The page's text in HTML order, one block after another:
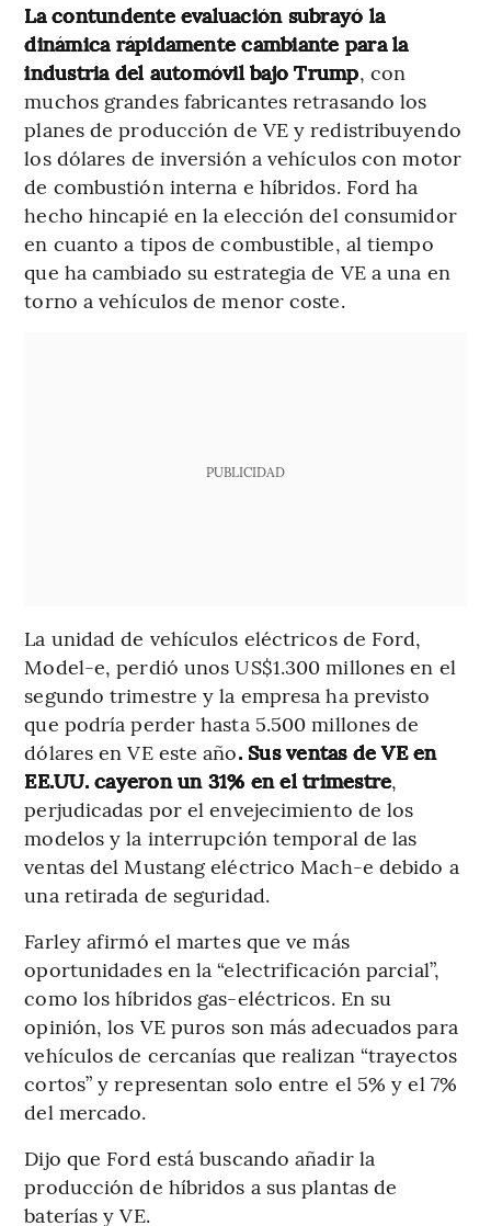
La contundente evaluación subrayó la
dinámica rápidamente cambiante para la
industria del automóvil bajo Trump, con
muchos grandes fabricantes retrasando los
planes de producción de VE y redistribuyendo
los dólares de inversión a vehículos con motor
de combustión interna e híbridos. Ford ha
hecho hincapié en la elección del consumidor
en cuanto a tipos de combustible, al tiempo
que ha cambiado su estrategia de VE a una en
torno a vehículos de menor coste.
PUBLICIDAD
La unidad de vehículos eléctricos de Ford,
Model-e, perdió unos US$1.300 millones en el
segundo trimestre y la empresa ha previsto
que podría perder hasta 5.500 millones de
dólares en VE este año. Sus ventas de VE en
EE.UU. cayeron un 31% en el trimestre,
perjudicadas por el envejecimiento de los
modelos y la interrupción temporal de las
ventas del Mustang eléctrico Mach-e debido a
una retirada de seguridad.
Farley afirmó el martes que ve más
oportunidades en la “electrificación parcial”,
como los híbridos gas-eléctricos. En su
opinión, los VE puros son más adecuados para
vehículos de cercanías que realizan “trayectos
cortos” y representan solo entre el 5% y el 7%
del mercado.
Dijo que Ford está buscando añadir la
producción de híbridos a sus plantas de
baterías y VE.